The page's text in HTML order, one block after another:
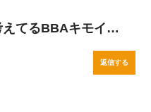
えてるBBAキモイ…
返信する